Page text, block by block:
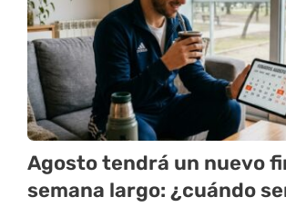
Agosto tendrá un nuevo
semana largo: ¿cuándo